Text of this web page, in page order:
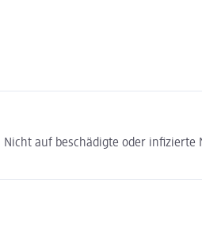
auf beschädigte oder